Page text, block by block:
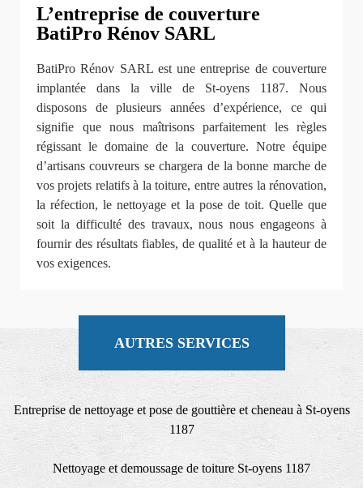
L’entreprise de couverture
BatiPro Rénov SARL
BatiPro Rénov SARL est une entreprise de couverture
implantée dans la ville de St-oyens 1187. Nous
disposons de plusieurs années d’expérience, ce qui
signifie que nous maîtrisons parfaitement les règles
régissant le domaine de la couverture. Notre équipe
d’artisans couvreurs se chargera de la bonne marche de
vos projets relatifs à la toiture, entre autres la rénovation,
la réfection, le nettoyage et la pose de toit. Quelle que
soit la difficulté des travaux, nous nous engageons à
fournir des résultats fiables, de qualité et à la hauteur de
vos exigences.
AUTRES SERVICES
Entreprise de nettoyage et pose de gouttière et cheneau à St-oyens
1187
Nettoyage et demoussage de toiture St-oyens 1187